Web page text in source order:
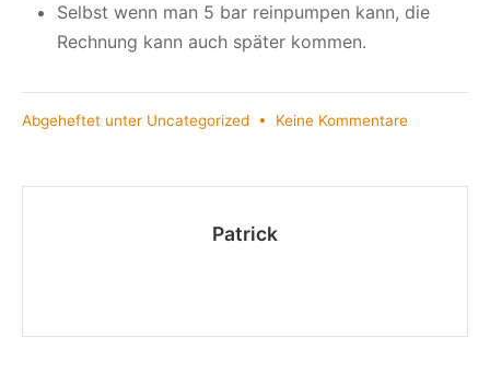
Selbst wenn man 5 bar reinpumpen kann, die
Rechnung kann auch später kommen.
Abgeheftet unter Uncategorized • Keine Kommentarezu
Patrick